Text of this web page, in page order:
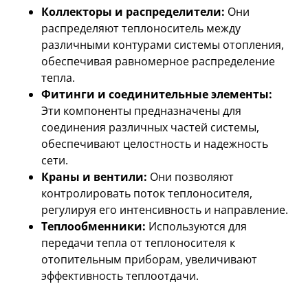
Коллекторы и распределители: Они
распределяют теплоноситель между
различными контурами системы отопления,
обеспечивая равномерное распределение
тепла.
Фитинги и соединительные элементы:
Эти компоненты предназначены для
соединения различных частей системы,
обеспечивают целостность и надежность
сети.
Краны и вентили: Они позволяют
контролировать поток теплоносителя,
регулируя его интенсивность и направление.
Теплообменники: Используются для
передачи тепла от теплоносителя к
отопительным приборам, увеличивают
эффективность теплоотдачи.